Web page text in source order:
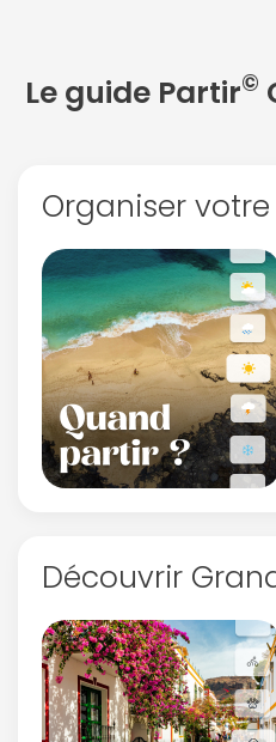
Le guide Partir©
Organiser
Découvrir